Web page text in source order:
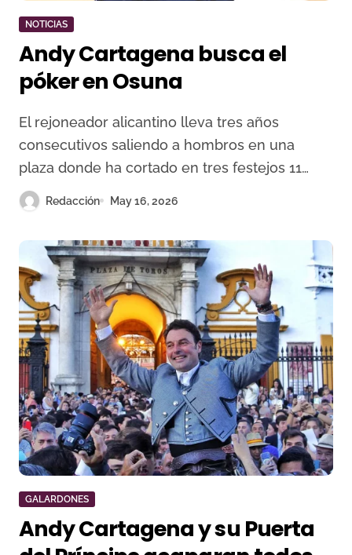
NOTICIAS
Andy Cartagena busca el
póker en Osuna
El rejoneador alicantino lleva tres años
consecutivos saliendo a hombros en una
plaza donde ha cortado en tres festejos 11…
Redacción May 16, 2026
GALARDONES
Andy Cartagena y su Puerta